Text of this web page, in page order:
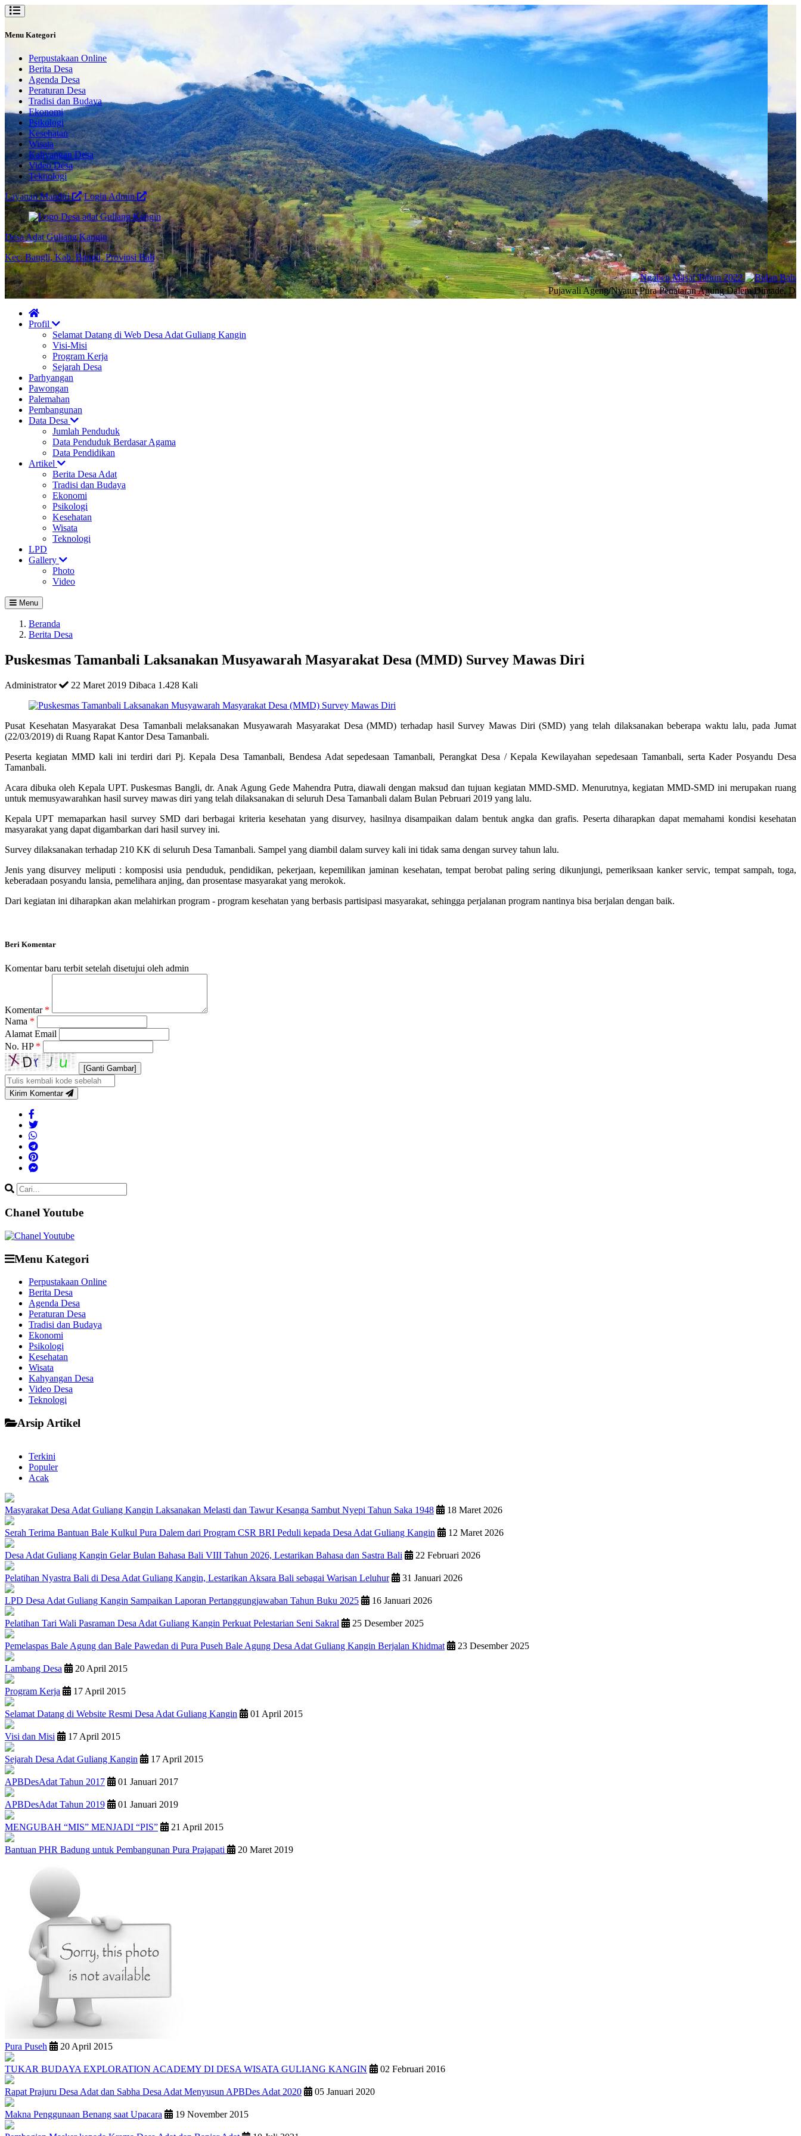
Menu Kategori
Perpustakaan Online
Berita Desa
Agenda Desa
Peraturan Desa
Tradisi dan Budaya
Ekonomi
Psikologi
Kesehatan
Wisata
Kahyangan Desa
Video Desa
Teknologi
Layanan Mandiri
Login Admin
Desa Adat Guliang Kangin
Kec. Bangli, Kab. Bangli, Provinsi Bali
Pujawali Ageng/Nyatur Pura Penataran Agung Dalem Dimade, Desa Adat
Profil
Selamat Datang di Web Desa Adat Guliang Kangin
Visi-Misi
Program Kerja
Sejarah Desa
Parhyangan
Pawongan
Palemahan
Pembangunan
Data Desa
Jumlah Penduduk
Data Penduduk Berdasar Agama
Data Pendidikan
Artikel
Berita Desa Adat
Tradisi dan Budaya
Ekonomi
Psikologi
Kesehatan
Wisata
Teknologi
LPD
Gallery
Photo
Video
Menu
Beranda
Berita Desa
Puskesmas Tamanbali Laksanakan Musyawarah Masyarakat Desa (MMD) Survey Mawas Diri
Administrator 22 Maret 2019 Dibaca 1.428 Kali
Pusat Kesehatan Masyarakat Desa Tamanbali melaksanakan Musyawarah Masyarakat Desa (MMD) terhadap hasil Survey Mawas Diri (SMD) yang telah dilaksanakan beberapa waktu lalu, pada Jumat
(22/03/2019) di Ruang Rapat Kantor Desa Tamanbali.
Peserta kegiatan MMD kali ini terdiri dari Pj. Kepala Desa Tamanbali, Bendesa Adat sepedesaan Tamanbali, Perangkat Desa / Kepala Kewilayahan sepedesaan Tamanbali, serta Kader Posyandu Desa
Tamanbali.
Acara dibuka oleh Kepala UPT. Puskesmas Bangli, dr. Anak Agung Gede Mahendra Putra, diawali dengan maksud dan tujuan kegiatan MMD-SMD. Menurutnya, kegiatan MMD-SMD ini merupakan ruang
untuk memusyawarahkan hasil survey mawas diri yang telah dilaksanakan di seluruh Desa Tamanbali dalam Bulan Pebruari 2019 yang lalu.
Kepala UPT memaparkan hasil survey SMD dari berbagai kriteria kesehatan yang disurvey, hasilnya disampaikan dalam bentuk angka dan grafis. Peserta diharapkan dapat memahami kondisi kesehatan
masyarakat yang dapat digambarkan dari hasil survey ini.
Survey dilaksanakan terhadap 210 KK di seluruh Desa Tamanbali. Sampel yang diambil dalam survey kali ini tidak sama dengan survey tahun lalu.
Jenis yang disurvey meliputi : komposisi usia penduduk, pendidikan, pekerjaan, kepemilikan jaminan kesehatan, tempat berobat paling sering dikunjungi, pemeriksaan kanker servic, tempat sampah, toga,
keberadaan posyandu lansia, pemelihara anjing, dan prosentase masyarakat yang merokok.
Dari kegiatan ini diharapkan akan melahirkan program - program kesehatan yang berbasis partisipasi masyarakat, sehingga perjalanan program nantinya bisa berjalan dengan baik.
Beri Komentar
Komentar baru terbit setelah disetujui oleh admin
Komentar *
Nama *
Alamat Email
No. HP *
[Ganti Gambar]
Kirim Komentar
Chanel Youtube
Menu Kategori
Perpustakaan Online
Berita Desa
Agenda Desa
Peraturan Desa
Tradisi dan Budaya
Ekonomi
Psikologi
Kesehatan
Wisata
Kahyangan Desa
Video Desa
Teknologi
Arsip Artikel
Terkini
Populer
Acak
Masyarakat Desa Adat Guliang Kangin Laksanakan Melasti dan Tawur Kesanga Sambut Nyepi Tahun Saka 1948 18 Maret 2026
Serah Terima Bantuan Bale Kulkul Pura Dalem dari Program CSR BRI Peduli kepada Desa Adat Guliang Kangin 12 Maret 2026
Desa Adat Guliang Kangin Gelar Bulan Bahasa Bali VIII Tahun 2026, Lestarikan Bahasa dan Sastra Bali 22 Februari 2026
Pelatihan Nyastra Bali di Desa Adat Guliang Kangin, Lestarikan Aksara Bali sebagai Warisan Leluhur 31 Januari 2026
LPD Desa Adat Guliang Kangin Sampaikan Laporan Pertanggungjawaban Tahun Buku 2025 16 Januari 2026
Pelatihan Tari Wali Pasraman Desa Adat Guliang Kangin Perkuat Pelestarian Seni Sakral 25 Desember 2025
Pemelaspas Bale Agung dan Bale Pawedan di Pura Puseh Bale Agung Desa Adat Guliang Kangin Berjalan Khidmat 23 Desember 2025
Lambang Desa 20 April 2015
Program Kerja 17 April 2015
Selamat Datang di Website Resmi Desa Adat Guliang Kangin 01 April 2015
Visi dan Misi 17 April 2015
Sejarah Desa Adat Guliang Kangin 17 April 2015
APBDesAdat Tahun 2017 01 Januari 2017
APBDesAdat Tahun 2019 01 Januari 2019
MENGUBAH “MIS” MENJADI “PIS” 21 April 2015
Bantuan PHR Badung untuk Pembangunan Pura Prajapati 20 Maret 2019
Pura Puseh 20 April 2015
TUKAR BUDAYA EXPLORATION ACADEMY DI DESA WISATA GULIANG KANGIN 02 Februari 2016
Rapat Prajuru Desa Adat dan Sabha Desa Adat Menyusun APBDes Adat 2020 05 Januari 2020
Makna Penggunaan Benang saat Upacara 19 November 2015